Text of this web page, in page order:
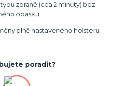
zbraně (cca 2 minuty) bez
opasku.
plně nastaveného holsteru.
poradit?